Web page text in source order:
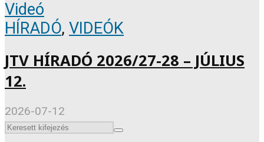
Videó
HÍRADÓ, VIDEÓK
JTV HÍRADÓ 2026/27-28 – JÚLIUS
12.
2026-07-12